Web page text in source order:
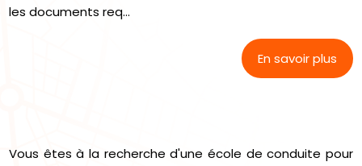
les documents req...
En savoir plus
Vous êtes à la recherche d'une école de conduite pour